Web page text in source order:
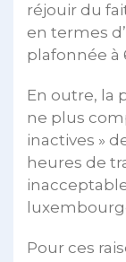
réjouir du
en termes
plafonnée à
En outre, la
ne plus
inactives »
heures de
Pour ces